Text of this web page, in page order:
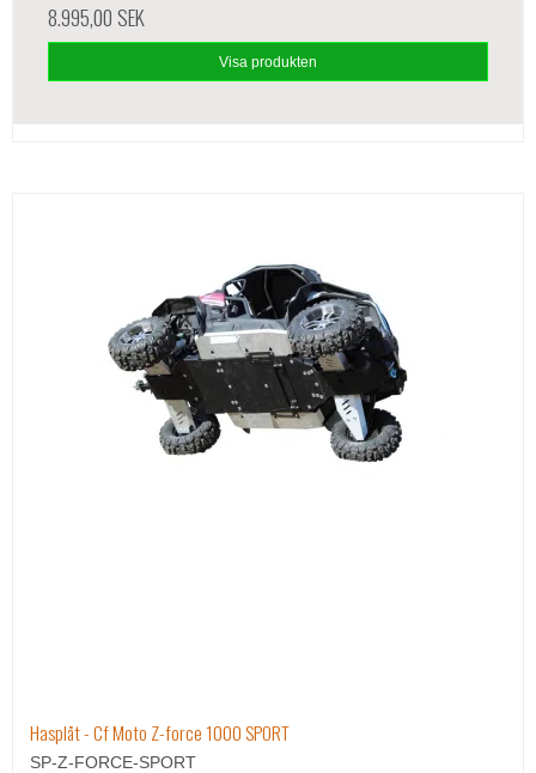
8.995,00 SEK
Visa produkten
Hasplåt - Cf Moto Z-force 1000 SPORT
SP-Z-FORCE-SPORT